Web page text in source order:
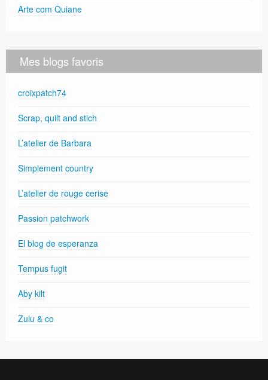
Arte com Quiane
Mes blogs favoris
croixpatch74
Scrap, quilt and stich
L’atelier de Barbara
Simplement country
L’atelier de rouge cerise
Passion patchwork
El blog de esperanza
Tempus fugit
Aby kilt
Zulu & co